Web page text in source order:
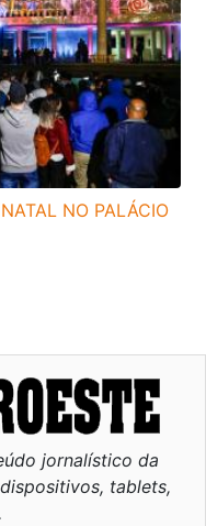
NO PALÁCIO
jornalístico da
tablets,